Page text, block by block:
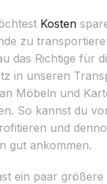
Kosten
zu
das Richtige für
in unseren
Möbeln und
So kannst du
und
gut ankommen.
ein paar